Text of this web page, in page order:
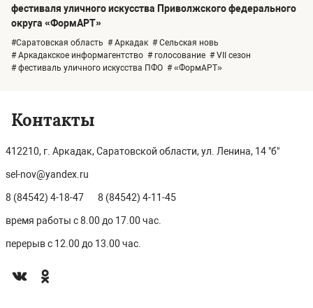
фестиваля уличного искусства Приволжского федерального
округа «ФормАРТ»
#Саратовская область # Аркадак # Сельская новь
# Аркадакское информагентство # голосование # VII сезон
# фестиваль уличного искусства ПФО # «ФормАРТ»
Контакты
412210, г. Аркадак, Саратовской области, ул. Ленина, 14 "б"
sel-nov@yandex.ru
8 (84542) 4-18-47 8 (84542) 4-11-45
время работы с 8.00 до 17.00 час.
перерыв с 12.00 до 13.00 час.